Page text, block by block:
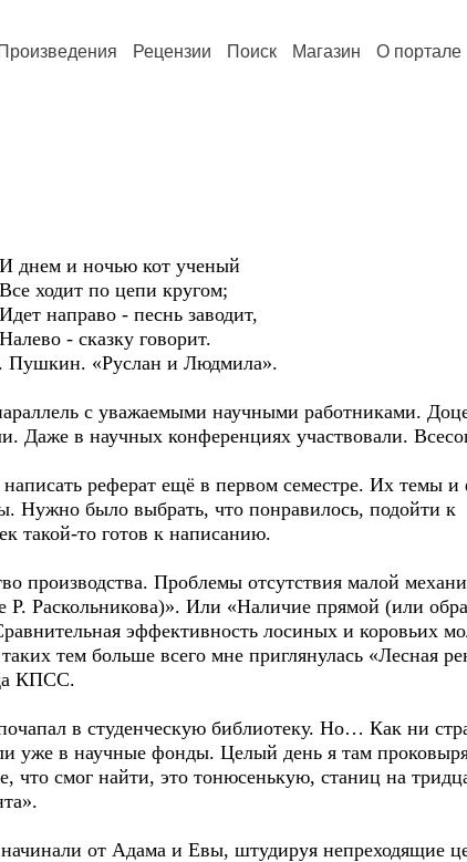
Произведения Рецензии Поиск Магазин О портале
и ночью кот ученый
по цепи кругом;
- песнь заводит,
- сказку говорит.
«Руслан и Людмила».
с уважаемыми научными работниками.
в научных конференциях участвовали.
реферат ещё в первом семестре. Их темы
Нужно было выбрать, что понравилось, подойти к
такой-то готов к написанию.
производства. Проблемы отсутствия малой
Раскольникова)». Или «Наличие прямой (или
эффективность лосиных и коровьих
тем больше всего мне приглянулась «Лесная
КПСС.
в студенческую библиотеку. Но… Как ни
уже в научные фонды. Целый день я там
что смог найти, это тонюсенькую, станиц на
от Адама и Евы, штудируя непреходящие